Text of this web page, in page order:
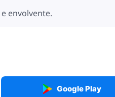
envolvente.
Google Play